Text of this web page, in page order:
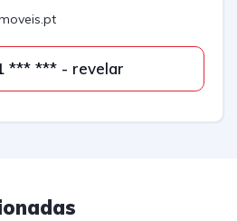
351 *** *** - revelar